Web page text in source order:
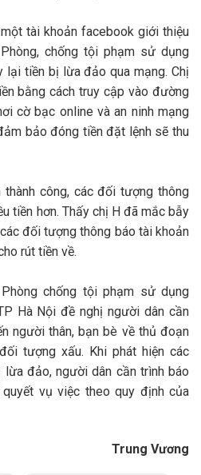
tài khoản facebook giới thiệu
chống tội phạm sử dụng
lại tiền bị lừa đảo qua mạng. Chị
bằng cách truy cập vào đường
cờ bạc online và an ninh mạng
bảo đóng tiền đặt lệnh sẽ thu
công, các đối tượng thông
tiền hơn. Thấy chị H đã mắc bẫy
đối tượng thông báo tài khoản
rút tiền về.
chống tội phạm sử dụng
Hà Nội đề nghị người dân cần
người thân, bạn bè về thủ đoạn
tượng xấu. Khi phát hiện các
đảo, người dân cần trình báo
vụ việc theo quy định của
Trung Vương